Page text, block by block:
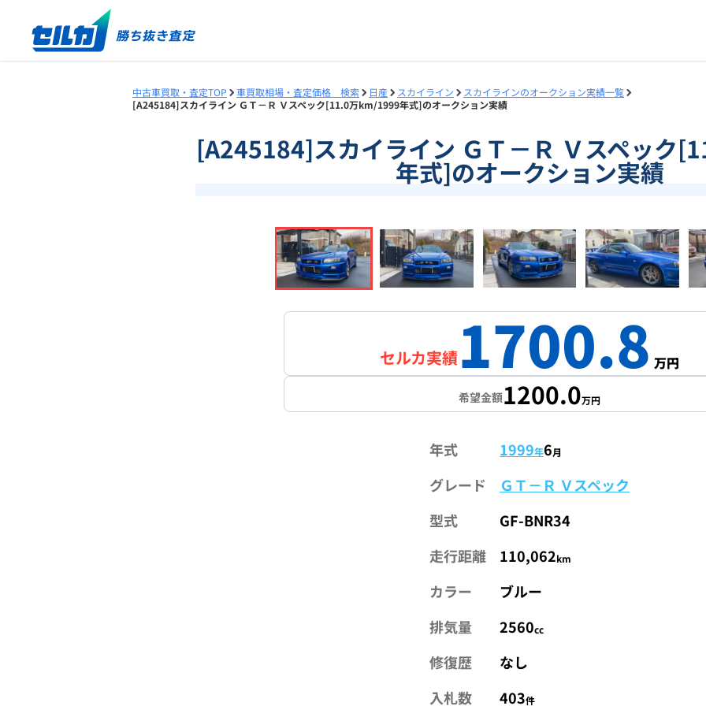
中古車買取・査定TOP 車買取相場・査定価格 検索 日産 スカイライン
スカイラインのオークション実績一覧
[A245184]スカイライン ＧＴ－Ｒ Ｖスペック[11.0万km/1999年式]のオークション実績
[A245184]スカイライン ＧＴ－Ｒ Ｖスペック
年式]のオークション実績
セルカ実績1700.8 万円
希望金額1200.0万円
年式 1999年6月
グレード
ＧＴ－Ｒ Ｖスペック
型式
GF-BNR34
走行距離
110,062km
カラー
ブルー
排気量
2560cc
修復歴
なし
入札数
403件